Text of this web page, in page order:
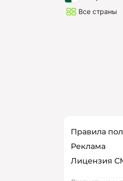
Все страны
Правила
Реклама
Лицензия